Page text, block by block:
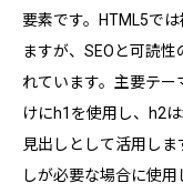
要素です。HTML5で
ますが、SEOと可読
れています。主要テ
けにh1を使用し、h2
見出しとして活用し
しが必要な場合に使